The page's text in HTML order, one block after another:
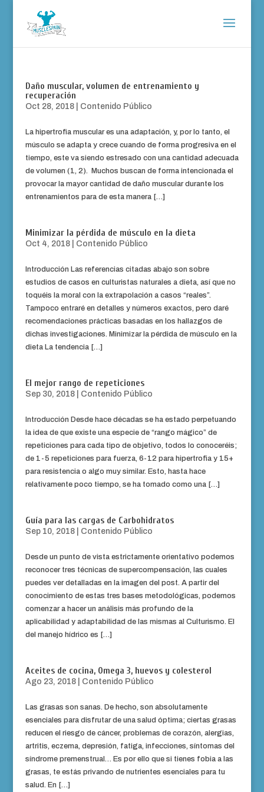
Daño muscular, volumen de entrenamiento y
recuperación
Oct 28, 2018| Contenido Público
La hipertrofia muscular es una adaptación, y, por lo tanto, el
músculo se adapta y crece cuando de forma progresiva en el
tiempo, este va siendo estresado con una cantidad adecuada
de volumen (1, 2). Muchos buscan de forma intencionada el
provocar la mayor cantidad de daño muscular durante los
entrenamientos para de esta manera […]
Minimizar la pérdida de músculo en la dieta
Oct 4, 2018| Contenido Público
Introducción Las referencias citadas abajo son sobre
estudios de casos en culturistas naturales a dieta, así que no
toquéis la moral con la extrapolación a casos “reales”.
Tampoco entraré en detalles y números exactos, pero daré
recomendaciones prácticas basadas en los hallazgos de
dichas investigaciones. Minimizar la pérdida de músculo en la
dieta La tendencia […]
El mejor rango de repeticiones
Sep 30, 2018| Contenido Público
Introducción Desde hace décadas se ha estado perpetuando
la idea de que existe una especie de “rango mágico” de
repeticiones para cada tipo de objetivo, todos lo conoceréis;
de 1-5 repeticiones para fuerza, 6-12 para hipertrofia y 15+
para resistencia o algo muy similar. Esto, hasta hace
relativamente poco tiempo, se ha tomado como una […]
Guía para las cargas de Carbohidratos
Sep 10, 2018| Contenido Público
Desde un punto de vista estrictamente orientativo podemos
reconocer tres técnicas de supercompensación, las cuales
puedes ver detalladas en la imagen del post. A partir del
conocimiento de estas tres bases metodológicas, podemos
comenzar a hacer un análisis más profundo de la
aplicabilidad y adaptabilidad de las mismas al Culturismo. El
del manejo hídrico es […]
Aceites de cocina, Omega 3, huevos y colesterol
Ago 23, 2018| Contenido Público
Las grasas son sanas. De hecho, son absolutamente
esenciales para disfrutar de una salud óptima; ciertas grasas
reducen el riesgo de cáncer, problemas de corazón, alergias,
artritis, eczema, depresión, fatiga, infecciones, síntomas del
síndrome premenstrual… Es por ello que si tienes fobia a las
grasas, te estás privando de nutrientes esenciales para tu
salud. En […]